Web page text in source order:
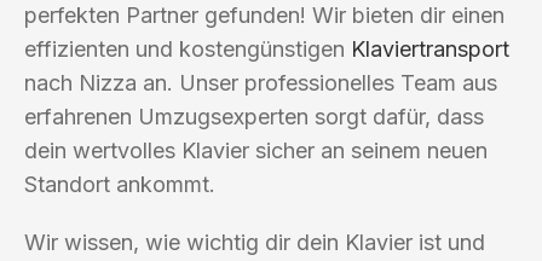
perfekten Partner gefunden! Wir bieten dir einen
effizienten und kostengünstigen Klaviertransport
nach Nizza an. Unser professionelles Team aus
erfahrenen Umzugsexperten sorgt dafür, dass
dein wertvolles Klavier sicher an seinem neuen
Standort ankommt.
Wir wissen, wie wichtig dir dein Klavier ist und